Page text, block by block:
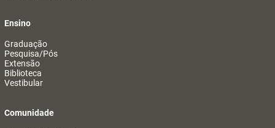
Ensino
Graduação
Pesquisa/Pós
Extensão
Biblioteca
Vestibular
Comunidade